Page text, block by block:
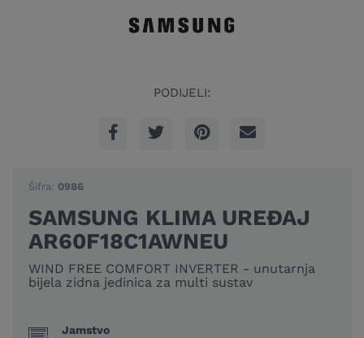
PODIJELI:
Šifra: 0986
SAMSUNG KLIMA UREĐAJ
AR60F18C1AWNEU
WIND FREE COMFORT INVERTER - unutarnja
bijela zidna jedinica za multi sustav
Jamstvo